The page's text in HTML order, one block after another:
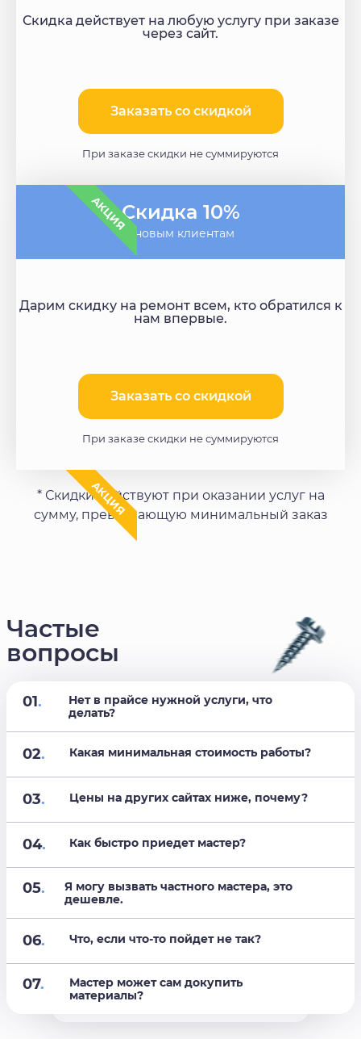
Скидка действует на любую услугу при заказе
через сайт.
Заказать со скидкой
При заказе скидки не суммируются
АКЦИЯСкидка 10%
- новым клиентам
Дарим скидку на ремонт всем, кто обратился к
нам впервые.
Заказать со скидкой​
При заказе скидки не суммируются
АКЦИЯ
* Скидки действуют при оказании услуг на
сумму, превышающую минимальный заказ
Частые
вопросы
01.
Нет в прайсе нужной услуги, что
делать?
02. Какая минимальная стоимость работы?
03. Цены на других сайтах ниже, почему?
04. Как быстро приедет мастер?
05.
Я могу вызвать частного мастера, это
дешевле.
06. Что, если что-то пойдет не так?
07.
Мастер может сам докупить
материалы?